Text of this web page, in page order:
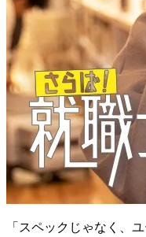
「スペックじゃなく、